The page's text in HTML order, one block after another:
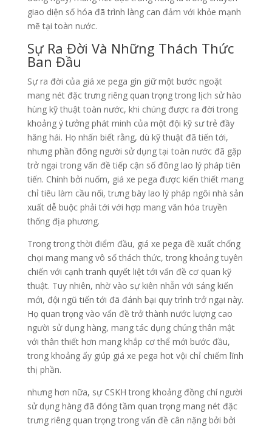
giao diện số hóa đã trình làng can đảm với khỏe mạnh
mẽ tại toàn nước.
Sự Ra Đời Và Những Thách Thức
Ban Đầu
Sự ra đời của giá xe pega gìn giữ một bước ngoặt
mang nét đặc trưng riêng quan trọng trong lịch sử hào
hùng kỹ thuật toàn nước, khi chúng được ra đời trong
khoảng ý tưởng phát minh của một đội kỹ sư trẻ đầy
hăng hái. Họ nhấn biết rằng, dù kỹ thuật đã tiến tới,
nhưng phần đông người sử dụng tại toàn nước đã gặp
trở ngại trong vấn đề tiếp cận số đông lao lý pháp tiên
tiến. Chính bởi nuốm, giá xe pega được kiến thiết mang
chỉ tiêu làm cầu nối, trưng bày lao lý pháp ngôi nhà sản
xuất dễ buộc phải tới với hợp mang văn hóa truyền
thống địa phương.
Trong trong thời điểm đầu, giá xe pega đề xuất chống
chọi mang mang vô số thách thức, trong khoảng tuyên
chiến với cạnh tranh quyết liệt tới vấn đề cơ quan kỹ
thuật. Tuy nhiên, nhờ vào sự kiên nhẫn với sáng kiến
mới, đội ngũ tiến tới đã đánh bại quy trình trở ngại này.
Họ quan trọng vào vấn đề trở thành nước lượng cao
người sử dụng hàng, mang tác dụng chúng thân mật
với thân thiết hơn mang khắp cơ thể mới bước đầu,
trong khoảng ấy giúp giá xe pega hot vội chỉ chiếm lĩnh
thị phần.
nhưng hơn nữa, sự CSKH trong khoảng đồng chí người
sử dụng hàng đã đóng tầm quan trọng mang nét đặc
trưng riêng quan trọng trong vấn đề cân nặng bởi bởi